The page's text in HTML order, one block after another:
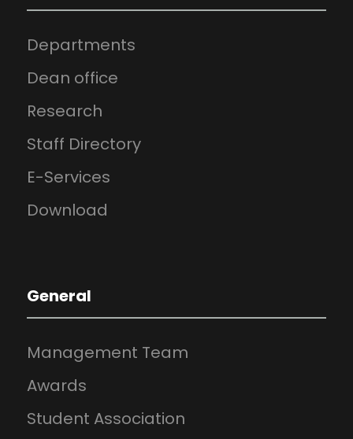
Departments
Dean office
Research
Staff Directory
E-Services
Download
General
Management Team
Awards
Student Association